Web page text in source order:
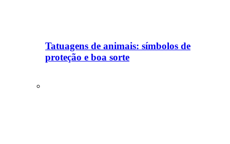
Tatuagens de animais: símbolos de
proteção e boa sorte